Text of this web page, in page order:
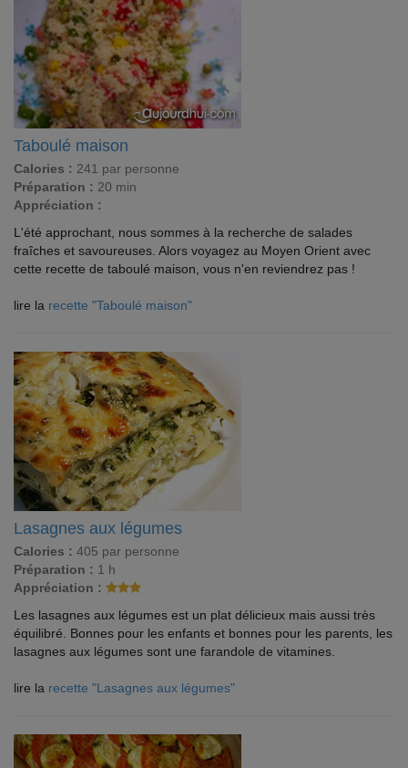
Taboulé maison
Calories : 241 par personne
Préparation : 20 min
Appréciation :
L'été approchant, nous sommes à la recherche de salades
fraîches et savoureuses. Alors voyagez au Moyen Orient avec
cette recette de taboulé maison, vous n'en reviendrez pas !
lire la recette "Taboulé maison"
Lasagnes aux légumes
Calories : 405 par personne
Préparation : 1 h
Appréciation :
Les lasagnes aux légumes est un plat délicieux mais aussi très
équilibré. Bonnes pour les enfants et bonnes pour les parents, les
lasagnes aux légumes sont une farandole de vitamines.
lire la recette "Lasagnes aux légumes"